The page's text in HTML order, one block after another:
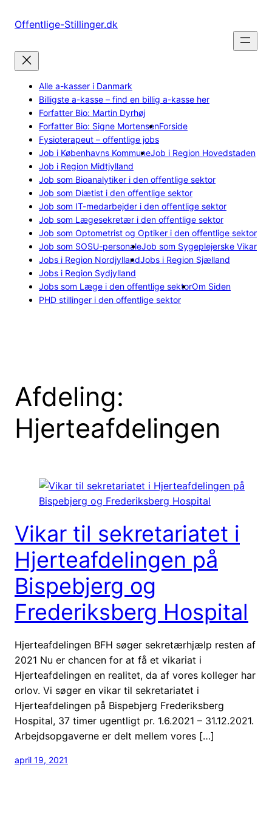
Offentlige-Stillinger.dk
Alle a-kasser i Danmark
Billigste a-kasse – find en billig a-kasse her
Forfatter Bio: Martin Dyrhøj
Forfatter Bio: Signe MortensenForside
Fysioterapeut – offentlige jobs
Job i Københavns KommuneJob i Region Hovedstaden
Job i Region Midtjylland
Job som Bioanalytiker i den offentlige sektor
Job som Diætist i den offentlige sektor
Job som IT-medarbejder i den offentlige sektor
Job som Lægesekretær i den offentlige sektor
Job som Optometrist og Optiker i den offentlige sektor
Job som SOSU-personaleJob som Sygeplejerske Vikar
Jobs i Region NordjyllandJobs i Region Sjælland
Jobs i Region Sydjylland
Jobs som Læge i den offentlige sektorOm Siden
PHD stillinger i den offentlige sektor
Afdeling:
Hjerteafdelingen
Vikar til sekretariatet i
Hjerteafdelingen på
Bispebjerg og
Frederiksberg Hospital
Hjerteafdelingen BFH søger sekretærhjælp resten af
2021 Nu er chancen for at få et vikariat i
Hjerteafdelingen en realitet, da af vores kolleger har
orlov. Vi søger en vikar til sekretariatet i
Hjerteafdelingen på Bispebjerg Frederiksberg
Hospital, 37 timer ugentligt pr. 1.6.2021 – 31.12.2021.
Arbejdsopgaverne er delt mellem vores […]
april 19, 2021